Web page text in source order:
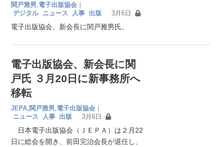
関戸雅男 電子出版協会 ｜
デジタル ニュース 人事 出版 3月6日
電子出版協会、新会長に関戸雅男氏。
電子出版協会、新会長に関
戸氏 ３月20日に新事務所へ
移転
JEPA 関戸雅男 電子出版協会 ｜
ニュース
人事 出版 3月6日
日本電子出版協会（ＪＥＰＡ）は２月22
日に総会を開き、前田完治会長が退任し、